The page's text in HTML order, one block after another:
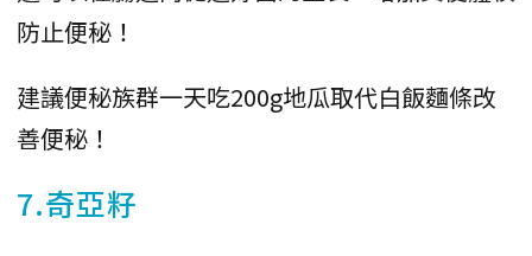
防止便秘！
建議便秘族群一天吃200g地瓜取代白飯麵條改
善便秘！
7.奇亞籽